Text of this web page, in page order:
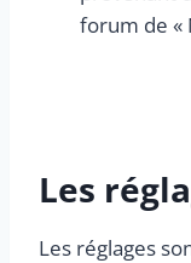
forum de «
Les
Les réglages